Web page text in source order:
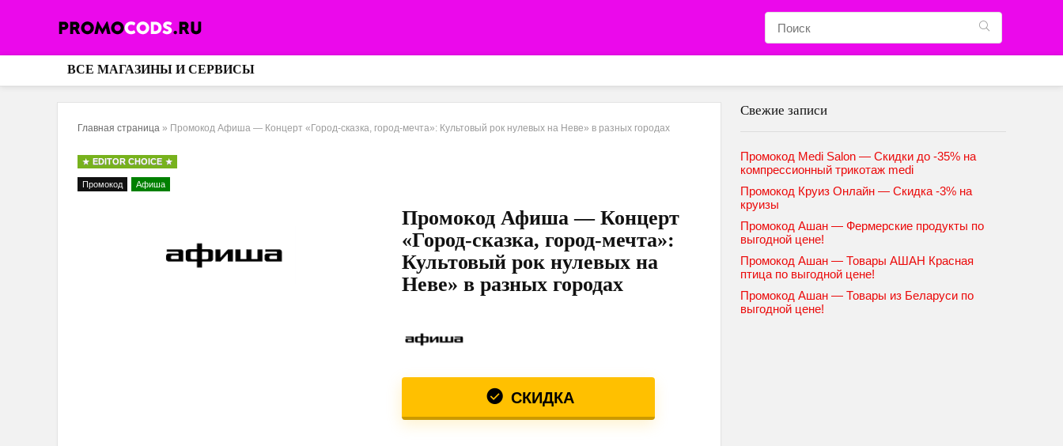
ВСЕ МАГАЗИНЫ И СЕРВИСЫ
Главная страница » Промокод Афиша — Концерт «Город-сказка, город-мечта»: Культовый рок нулевых на Неве» в разных городах
EDITOR CHOICE
Промокод Афиша
Промокод Афиша — Концерт
«Город-сказка, город-мечта»:
Культовый рок нулевых на
Неве» в разных городах
СКИДКА
Свежие записи
Промокод Medi Salon — Скидки до -35% на
компрессионный трикотаж medi
Промокод Круиз Онлайн — Скидка -3% на
круизы
Промокод Ашан — Фермерские продукты по
выгодной цене!
Промокод Ашан — Товары АШАН Красная
птица по выгодной цене!
Промокод Ашан — Товары из Беларуси по
выгодной цене!